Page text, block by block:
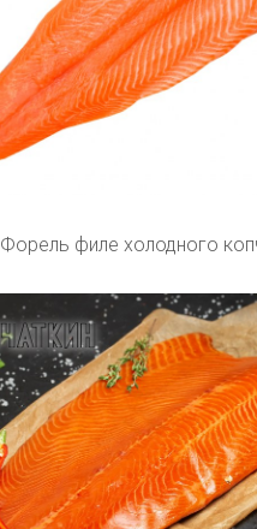
Форель филе холодного